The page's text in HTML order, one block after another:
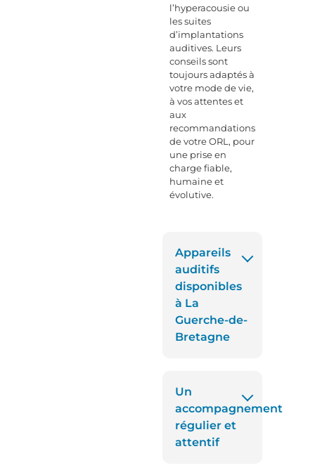
l’hyperacousie ou
les suites
d’implantations
auditives. Leurs
conseils sont
toujours adaptés à
votre mode de vie,
à vos attentes et
aux
recommandations
de votre ORL, pour
une prise en
charge fiable,
humaine et
évolutive.
Appareils
auditifs
disponibles
à La
Guerche-de-
Bretagne
Un
accompagnement
régulier et
attentif